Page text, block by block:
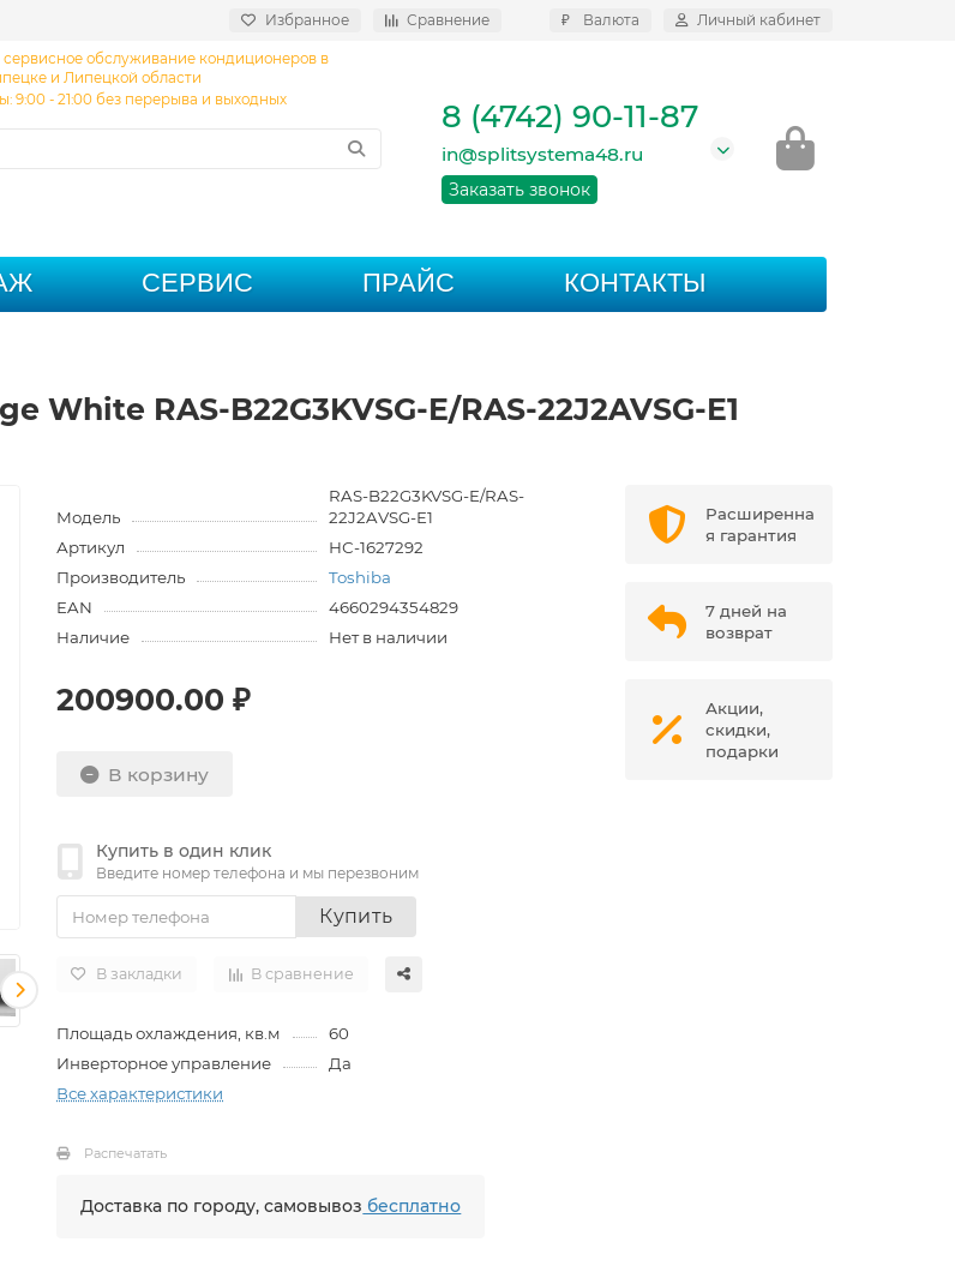
Избранное Сравнение ₽ Валюта Личный кабинет
обслуживание кондиционеров в
и Липецкой области
9:00 - 21:00 без перерыва и выходных
8 (4742) 90-11-87
in@splitsystema48.ru
Заказать звонок
СЕРВИС ПРАЙС КОНТАКТЫ
White RAS-B22G3KVSG-E/RAS-22J2AVSG-E1
Модель
RAS-B22G3KVSG-E/RAS-
22J2AVSG-E1
Артикул
НС-1627292
Производитель
Toshiba
EAN
4660294354829
Наличие
Нет в наличии
200900.00 ₽
В корзину
Купить в один клик
Введите номер телефона и мы перезвоним
Купить
В закладки В сравнение
Площадь охлаждения, кв.м
60
Инверторное управление
Да
Все характеристики
Распечатать
Доставка по городу, самовывоз бесплатно
Расширенна
я гарантия
7 дней на
возврат
Акции,
скидки,
подарки